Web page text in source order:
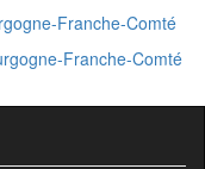
Franche-Comté
Franche-Comté